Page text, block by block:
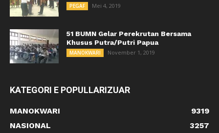
PEGAF Mei 4, 2019
51 BUMN Gelar Perekrutan Bersama
Khusus Putra/Putri Papua
MANOKWARI November 1, 2019
KATEGORI E POPULLARIZUAR
MANOKWARI
9319
NASIONAL
3257